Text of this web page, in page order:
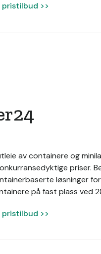
pristilbud >>
av containere og
priser.
løsninger
på fast plass ved
pristilbud >>